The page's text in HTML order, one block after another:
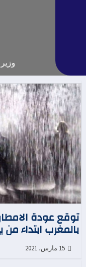
وزير
توقع عودة
بالمغرب ابتداء من
15 مارس، 2021